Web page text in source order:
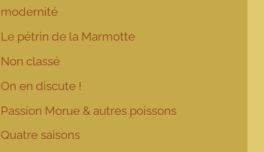
modernité
Le pétrin de la Marmotte
Non classé
On en discute !
Passion Morue & autres poissons
Quatre saisons